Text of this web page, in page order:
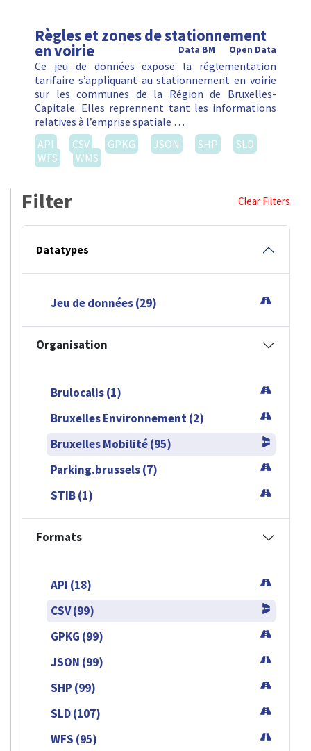
Règles et zones de stationnement
en voirie Open Data
Data BM
Ce jeu de données expose la réglementation
tarifaire s’appliquant au stationnement en voirie
sur les communes de la Région de Bruxelles-
Capitale. Elles reprennent tant les informations
relatives à l’emprise spatiale …
API
CSV GPKG JSON SHP
SLD
WFS
WMS
Filter Clear Filters
Datatypes
Jeu de données (29)
Organisation
Brulocalis (1)
Bruxelles Environnement (2)
Bruxelles Mobilité (95)
Parking.brussels (7)
STIB (1)
Formats
API (18)
CSV (99)
GPKG (99)
JSON (99)
SHP (99)
SLD (107)
WFS (95)